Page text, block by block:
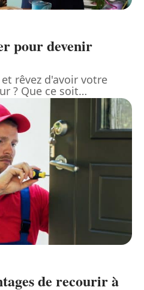
pour devenir
rêvez d'avoir votre
? Que ce soit…
de recourir à